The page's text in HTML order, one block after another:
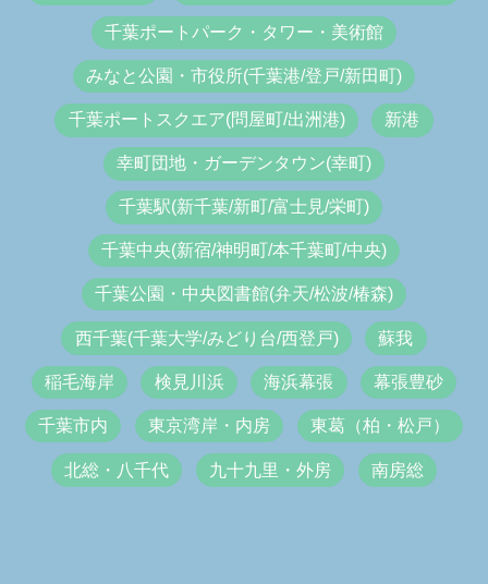
千葉ポートパーク・タワー・美術館
みなと公園・市役所(千葉港/登戸/新田町)
千葉ポートスクエア(問屋町/出洲港) 新港
幸町団地・ガーデンタウン(幸町)
千葉駅(新千葉/新町/富士見/栄町)
千葉中央(新宿/神明町/本千葉町/中央)
千葉公園・中央図書館(弁天/松波/椿森)
西千葉(千葉大学/みどり台/西登戸) 蘇我
稲毛海岸 検見川浜 海浜幕張 幕張豊砂
千葉市内 東京湾岸・内房 東葛（柏・松戸）
北総・八千代 九十九里・外房 南房総